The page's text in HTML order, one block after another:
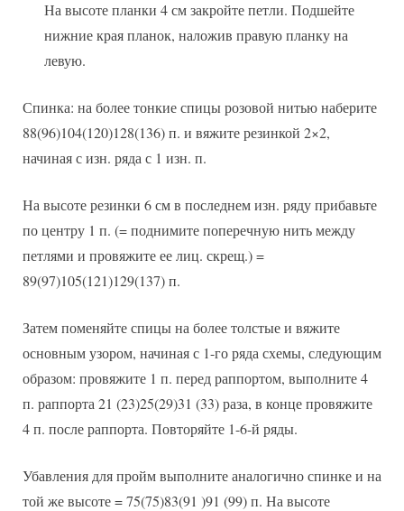
На высоте планки 4 см закройте петли. Подшейте
нижние края планок, наложив правую планку на
левую.
Спинка: на более тонкие спицы розовой нитью наберите
88(96)104(120)128(136) п. и вяжите резинкой 2×2,
начиная с изн. ряда с 1 изн. п.
На высоте резинки 6 см в последнем изн. ряду прибавьте
по центру 1 п. (= поднимите поперечную нить между
петлями и провяжите ее лиц. скрещ.) =
89(97)105(121)129(137) п.
Затем поменяйте спицы на более толстые и вяжите
основным узором, начиная с 1-го ряда схемы, следующим
образом: провяжите 1 п. перед раппортом, выполните 4
п. раппорта 21 (23)25(29)31 (33) раза, в конце провяжите
4 п. после раппорта. Повторяйте 1-6-й ряды.
Убавления для пройм выполните аналогично спинке и на
той же высоте = 75(75)83(91 )91 (99) п. На высоте